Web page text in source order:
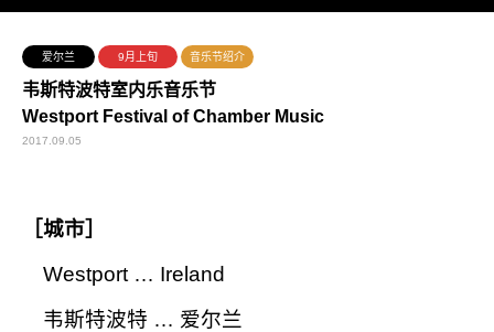
爱尔兰 9月上旬 音乐节绍介
韦斯特波特室内乐音乐节
Westport Festival of Chamber Music
2017.09.05
［城市］
Westport … Ireland
韦斯特波特 … 爱尔兰